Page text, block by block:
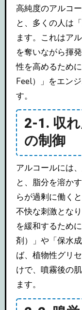
高純度のアルコ
と、多くの人は
ます。これはア
を奪いながら揮
性を高めるため
Feel）」をエン
す。
2-1. 収
の制御
アルコールには
と、脂分を溶か
らが過剰に働く
不快な刺激とな
を緩和するため
剤）」や「保水
ば、植物性グリ
けで、噴霧後の
ます。